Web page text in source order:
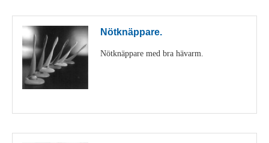
Nötknäppare.
Nötknäppare med bra hävarm.